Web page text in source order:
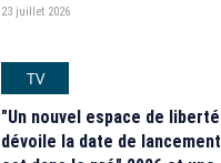
23 juillet 2026
TV
"Un nouvel espace de
dévoile la date de